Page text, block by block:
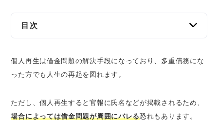
債権回収
IT・ネット
資金調達
目次
官報に掲載される情報
官報の閲覧方法
個人再生をすると官報に掲載される理由
個人再生が官報に掲載される回数と期間
個人再生は借金問題の解決手段になっており、多重債務にな
った方でも人生の再起を図れます。
ただし、個人再生すると官報に氏名などが掲載されるため、
場合によっては借金問題が周囲にバレる恐れもあります。